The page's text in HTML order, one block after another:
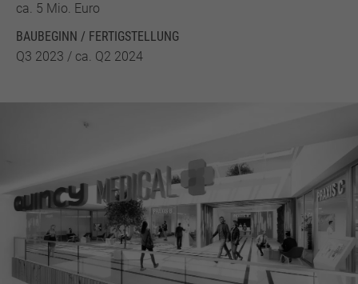
ca. 5 Mio. Euro
BAUBEGINN / FERTIGSTELLUNG
Q3 2023 / ca. Q2 2024